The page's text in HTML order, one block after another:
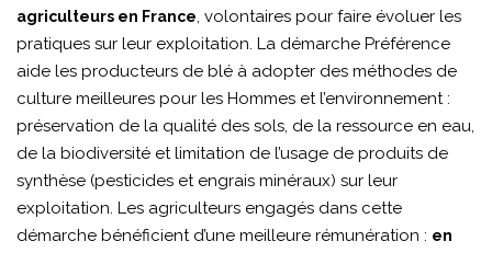
agriculteurs en France, volontaires pour faire évoluer les
pratiques sur leur exploitation. La démarche Préférence
aide les producteurs de blé à adopter des méthodes de
culture meilleures pour les Hommes et l’environnement :
préservation de la qualité des sols, de la ressource en eau,
de la biodiversité et limitation de l’usage de produits de
synthèse (pesticides et engrais minéraux) sur leur
exploitation. Les agriculteurs engagés dans cette
démarche bénéficient d’une meilleure rémunération : en